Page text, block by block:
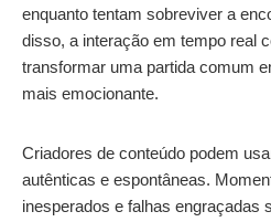
enquanto tentam sobreviver a
disso, a interação em tempo real
transformar uma partida comum
mais emocionante.
Criadores de conteúdo podem
autênticas e espontâneas.
inesperados e falhas engraçadas